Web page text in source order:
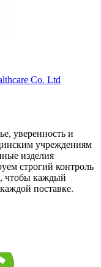
Co. Ltd
уверенность и
учреждениям
изделия
строгий контроль
чтобы каждый
поставке.